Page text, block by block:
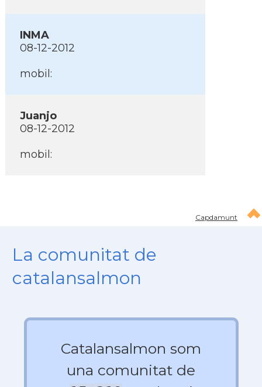
INMA
08-12-2012
mobil:
Juanjo
08-12-2012
mobil:
Capdamunt
La comunitat de
catalansalmon
Catalansalmon som
una comunitat de